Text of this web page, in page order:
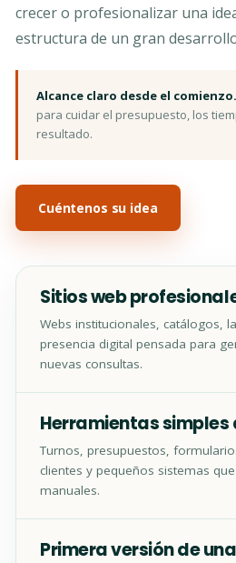
crecer o profesionalizar una
estructura de un gran
Alcance claro desde el comienzo.
para cuidar el presupuesto, los
resultado.
Cuéntenos su idea
Sitios web
Webs institucionales, catálogos,
presencia digital pensada para
nuevas consultas.
Herramientas
Turnos, presupuestos,
clientes y pequeños sistemas
manuales.
Primera versión de